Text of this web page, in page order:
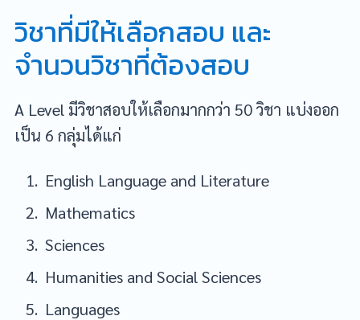
วิชาที่มีให้เลือกสอบ และ
จำนวนวิชาที่ต้องสอบ
A Level มีวิชาสอบให้เลือกมากกว่า 50 วิชา แบ่งออก
เป็น 6 กลุ่มได้แก่
English Language and Literature
Mathematics
Sciences
Humanities and Social Sciences
Languages